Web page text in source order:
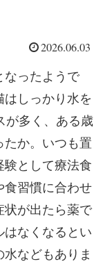
2026.06.03
なったようで
しっかり水を
が多く、ある歳
たか。いつも置
験として療法食
食習慣に合わせ
状が出たら薬で
はなくなるとい
などもありま